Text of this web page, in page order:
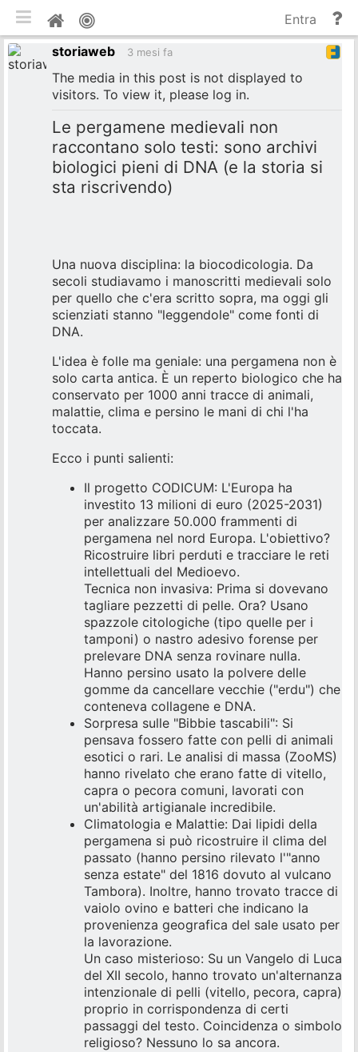
Home
e
Entra
storiaweb
3 mesi fa
The media in this post is not displayed to
visitors. To view it, please log in.
Le pergamene medievali non
raccontano solo testi: sono archivi
biologici pieni di DNA (e la storia si
sta riscrivendo)
Una nuova disciplina: la biocodicologia. Da
secoli studiavamo i manoscritti medievali solo
per quello che c'era scritto sopra, ma oggi gli
scienziati stanno "leggendole" come fonti di
DNA.
L'idea è folle ma geniale: una pergamena non è
solo carta antica. È un reperto biologico che ha
conservato per 1000 anni tracce di animali,
malattie, clima e persino le mani di chi l'ha
toccata.
Ecco i punti salienti:
Il progetto CODICUM: L'Europa ha
investito 13 milioni di euro (2025-2031)
per analizzare 50.000 frammenti di
pergamena nel nord Europa. L'obiettivo?
Ricostruire libri perduti e tracciare le reti
intellettuali del Medioevo.
Tecnica non invasiva: Prima si dovevano
tagliare pezzetti di pelle. Ora? Usano
spazzole citologiche (tipo quelle per i
tamponi) o nastro adesivo forense per
prelevare DNA senza rovinare nulla.
Hanno persino usato la polvere delle
gomme da cancellare vecchie ("erdu") che
conteneva collagene e DNA.
Sorpresa sulle "Bibbie tascabili": Si
pensava fossero fatte con pelli di animali
esotici o rari. Le analisi di massa (ZooMS)
hanno rivelato che erano fatte di vitello,
capra o pecora comuni, lavorati con
un'abilità artigianale incredibile.
Climatologia e Malattie: Dai lipidi della
pergamena si può ricostruire il clima del
passato (hanno persino rilevato l'"anno
senza estate" del 1816 dovuto al vulcano
Tambora). Inoltre, hanno trovato tracce di
vaiolo ovino e batteri che indicano la
provenienza geografica del sale usato per
la lavorazione.
Un caso misterioso: Su un Vangelo di Luca
del XII secolo, hanno trovato un'alternanza
intenzionale di pelli (vitello, pecora, capra)
proprio in corrispondenza di certi
passaggi del testo. Coincidenza o simbolo
religioso? Nessuno lo sa ancora.
commuta tema mobile